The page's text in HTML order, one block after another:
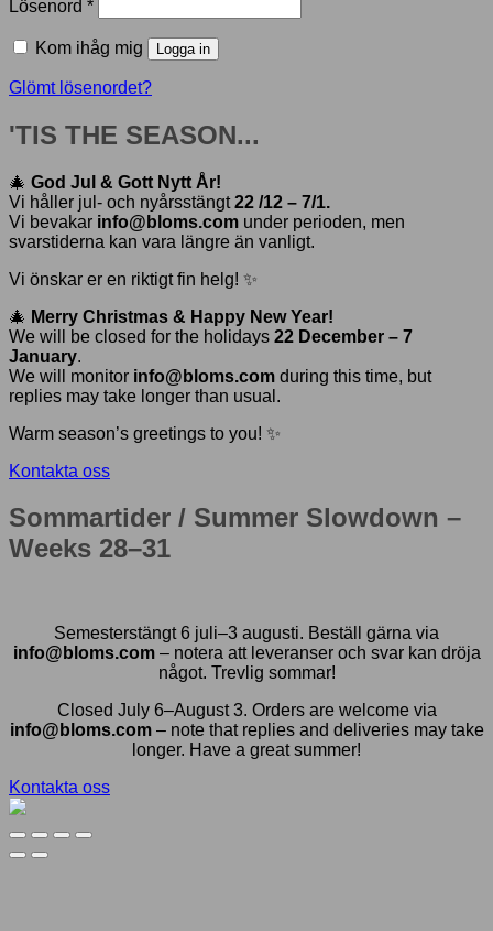
Lösenord *
Kom ihåg mig Logga in
Glömt lösenordet?
'TIS THE SEASON...
🎄 God Jul & Gott Nytt År!
Vi håller jul- och nyårsstängt22 /12 – 7/1.
Vi bevakar info@bloms.com under perioden, men
svarstiderna kan vara längre än vanligt.
Vi önskar er en riktigt fin helg! ✨
🎄 Merry Christmas & Happy New Year!
We will be closed for the holidays 22 December – 7
January.
We will monitor info@bloms.com during this time, but
replies may take longer than usual.
Warm season’s greetings to you! ✨
Kontakta oss
Sommartider / Summer Slowdown –
Weeks 28–31
Semesterstängt 6 juli–3 augusti. Beställ gärna via
info@bloms.com– notera att leveranser och svar kan dröja
något. Trevlig sommar!
Closed July 6–August 3. Orders are welcome via
info@bloms.com– note that replies and deliveries may take
longer. Have a great summer!
Kontakta oss